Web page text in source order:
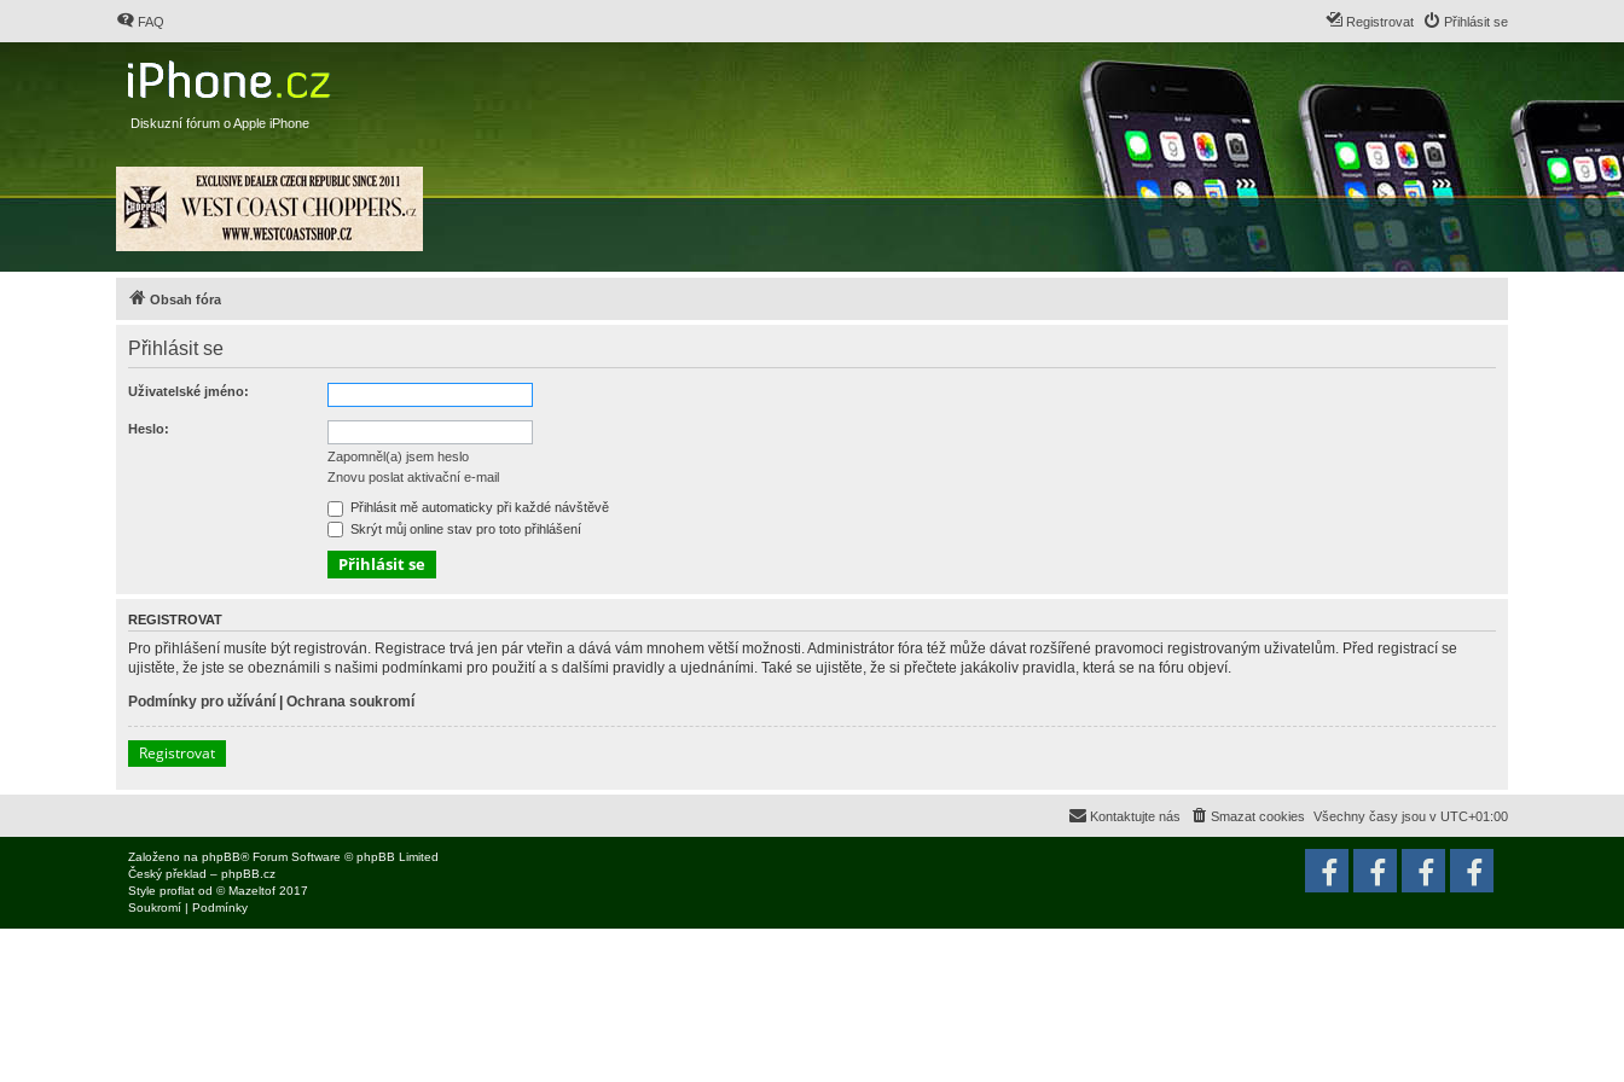
FAQ Přihlásit se
Registrovat
Diskuzní fórum o Apple iPhone
Obsah fóra
Přihlásit se
Uživatelské jméno:
Heslo:
Zapomněl(a) jsem heslo
Znovu poslat aktivační e-mail
Přihlásit mě automaticky při každé návštěvě
Skrýt můj online stav pro toto přihlášení
REGISTROVAT
Pro přihlášení musíte být registrován. Registrace trvá jen pár vteřin a dává vám mnohem větší možnosti. Administrátor fóra též může dávat rozšířené pravomoci registrovaným uživatelům. Před registrací se
ujistěte, že jste se obeznámili s našimi podmínkami pro použití a s dalšími pravidly a ujednáními. Také se ujistěte, že si přečtete jakákoliv pravidla, která se na fóru objeví.
Podmínky pro užívání | Ochrana soukromí
Registrovat
Všechny časy jsou v UTC+01:00
Smazat cookies
Kontaktujte nás
Založeno na phpBB® Forum Software © phpBB Limited
Český překlad – phpBB.cz
Style proflat od ©Mazeltof 2017
Soukromí | Podmínky